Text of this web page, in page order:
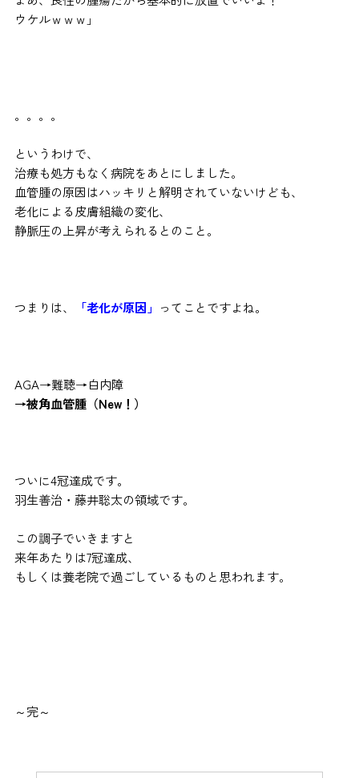
ウケルｗｗｗ」
。。。。
というわけで、
治療も処方もなく病院をあとにしました。
血管腫の原因はハッキリと解明されていないけども、
老化による皮膚組織の変化、
静脈圧の上昇が考えられるとのこと。
つまりは、 「老化が原因」 ってことですよね。
AGA→難聴→白内障
→被角血管腫（New！）
ついに4冠達成です。
羽生善治・藤井聡太の領域です。
この調子でいきますと
来年あたりは7冠達成、
もしくは養老院で過ごしているものと思われます。
～完～